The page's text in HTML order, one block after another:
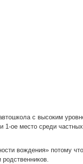
с высоким
ое место среди
вождения» потому